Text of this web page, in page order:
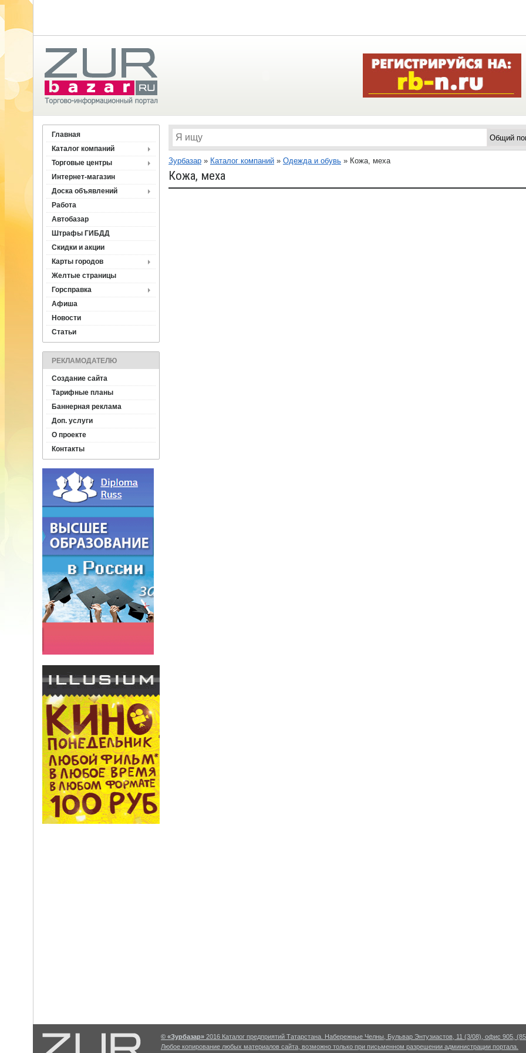
Главная
Каталог компаний
Торговые центры
Интернет-магазин
Доска объявлений
Работа
Автобазар
Штрафы ГИБДД
Скидки и акции
Карты городов
Желтые страницы
Горсправка
Афиша
Новости
Статьи
РЕКЛАМОДАТЕЛЮ
Создание сайта
Тарифные планы
Баннерная реклама
Доп. услуги
О проекте
Контакты
Зурбазар » Каталог компаний » Одежда и обувь » Кожа, меха
Кожа, меха
© «Зурбазар» 2016 Каталог предприятий Татарстана. Набережные Челны, Бульвар Энтузиастов, 11 (3/08), офис 905,
Любое копирование любых материалов сайта, возможно только при письменном разрешении администрации портала.